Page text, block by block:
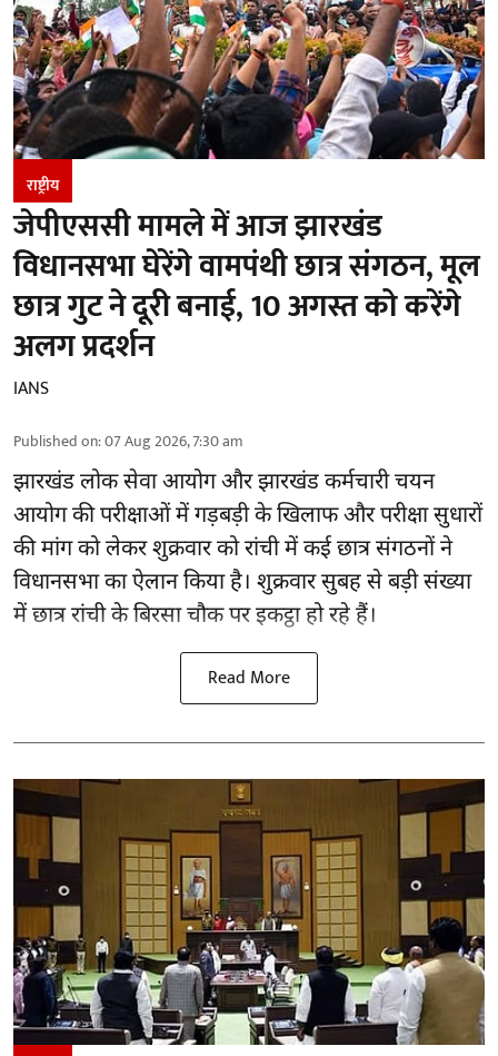
राष्ट्रीय
जेपीएससी मामले में आज झारखंड
विधानसभा घेरेंगे वामपंथी छात्र संगठन, मूल
छात्र गुट ने दूरी बनाई, 10 अगस्त को करेंगे
अलग प्रदर्शन
IANS
Published on:07 Aug 2026, 7:30 am
झारखंडलोक सेवा आयोग और झारखंड कर्मचारी चयन
आयोग की परीक्षाओं में गड़बड़ी के खिलाफ और परीक्षा सुधारों
की मांग को लेकर शुक्रवार को रांची में कई छात्र संगठनों ने
विधानसभा का ऐलान किया है। शुक्रवार सुबह से बड़ी संख्या
में छात्र रांची के बिरसा चौक पर इकट्ठा हो रहे हैं।
Read More